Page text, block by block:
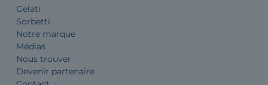
Gelati
Sorbetti
Notre marque
Médias
Nous trouver
Devenir partenaire